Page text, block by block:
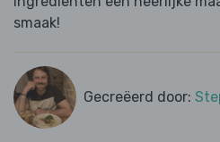
smaak!
Gecreëerd door: